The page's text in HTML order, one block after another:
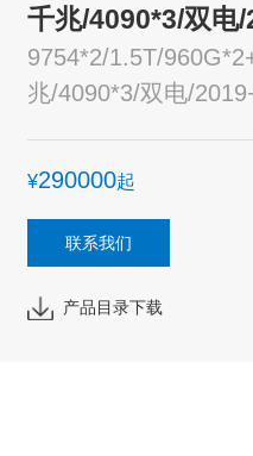
千兆/4090*3/双电
9754*2/1.5T/
兆/4090*3/双电/
¥290000起
联系我们
产品目录下载